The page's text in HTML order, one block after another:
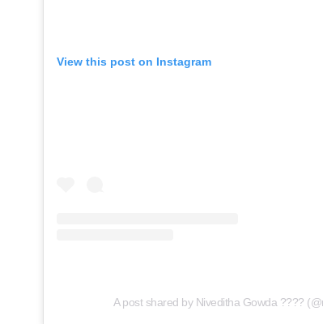
View this post on Instagram
A post shared by Niveditha Gowda ????